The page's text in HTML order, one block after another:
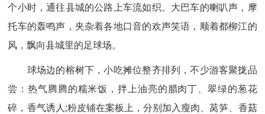
个小时，通往县城的公路上车流如织。大巴车的喇叭声，摩
托车的轰鸣声，夹杂着各地口音的欢声笑语，顺着都柳江的
风，飘向县城里的足球场。
球场边的榕树下，小吃摊位整齐排列，不少游客聚拢品
尝：热气腾腾的糯米饭，拌上油亮的腊肉丁、翠绿的葱花
碎，香气诱人;粉皮铺在案板上，分别加入瘦肉、莴笋、香菇